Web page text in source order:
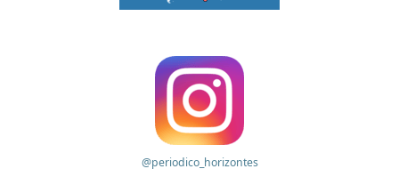
@periodico_horizontes